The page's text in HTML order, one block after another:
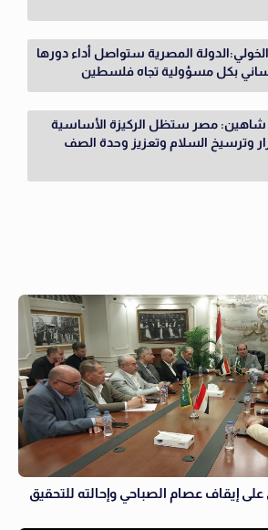
المصرية ستواصل أداء دورها
بكل مسؤولية تجاه فلسطين
شاهين: مصر ستظل الركيزة الأساسية
وترسيخ السلام وتعزيز وحدة الصف
إيقاف عصام الصباحي وإحالته للتحقيق